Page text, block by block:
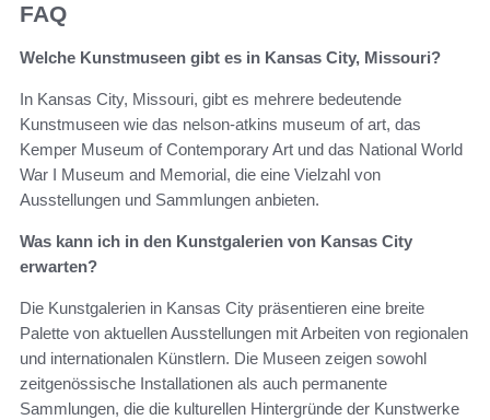
FAQ
Welche Kunstmuseen gibt es in Kansas City, Missouri?
In Kansas City, Missouri, gibt es mehrere bedeutende
Kunstmuseen wie das nelson-atkins museum of art, das
Kemper Museum of Contemporary Art und das National World
War I Museum and Memorial, die eine Vielzahl von
Ausstellungen und Sammlungen anbieten.
Was kann ich in den Kunstgalerien von Kansas City
erwarten?
Die Kunstgalerien in Kansas City präsentieren eine breite
Palette von aktuellen Ausstellungen mit Arbeiten von regionalen
und internationalen Künstlern. Die Museen zeigen sowohl
zeitgenössische Installationen als auch permanente
Sammlungen, die die kulturellen Hintergründe der Kunstwerke